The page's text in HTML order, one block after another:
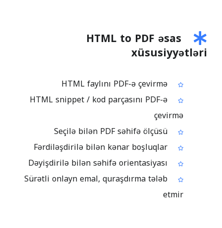
HTML to PDF əsas
xüsusiyyətləri
HTML snippet / kod parçasını PDF-ə
çevirmə
Sürətli onlayn emal, quraşdırma tələb
etmir